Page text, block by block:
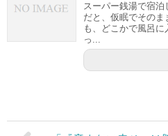
スーパー銭湯で宿泊
だと、仮眠でその
も、どこかで風呂に
っ...